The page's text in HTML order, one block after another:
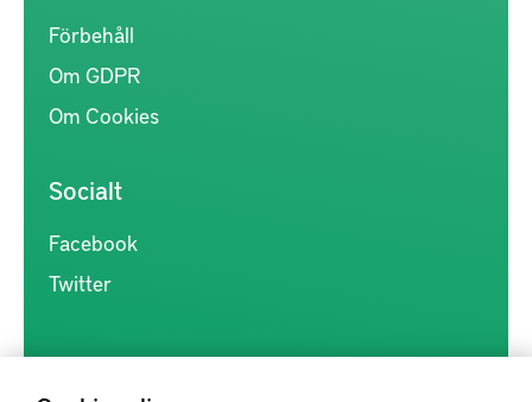
Förbehåll
Om GDPR
Om Cookies
Socialt
Facebook
Twitter